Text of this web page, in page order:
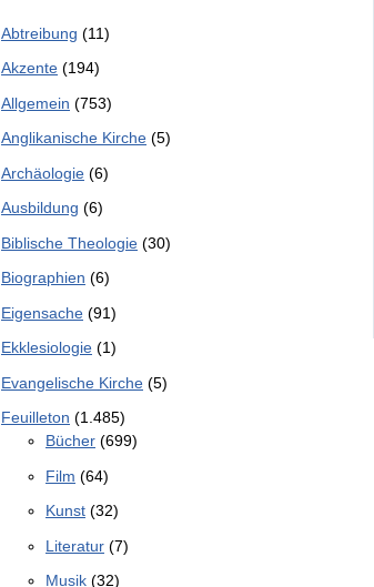
Abtreibung (11)
Akzente (194)
Allgemein (753)
Anglikanische Kirche (5)
Archäologie (6)
Ausbildung (6)
Biblische Theologie (30)
Biographien (6)
Eigensache (91)
Ekklesiologie (1)
Evangelische Kirche (5)
Feuilleton (1.485)
Bücher (699)
Film (64)
Kunst (32)
Literatur (7)
Musik (32)